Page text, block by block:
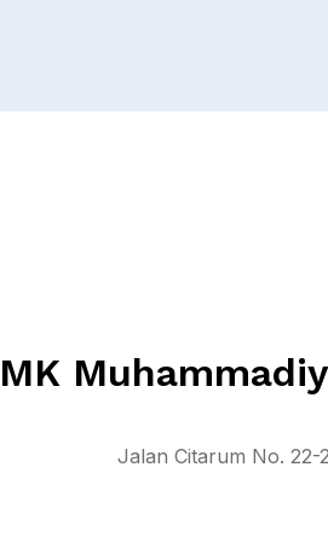
Jalan Citarum No. 22-